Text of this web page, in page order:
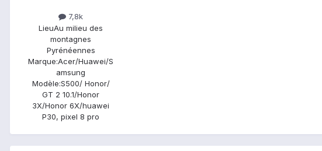
7,8k
LieuAu milieu des
montagnes
Pyrénéennes
Marque:Acer/Huawei/S
amsung
Modèle:S500/ Honor/
GT 2 10.1/Honor
3X/Honor 6X/huawei
P30, pixel 8 pro